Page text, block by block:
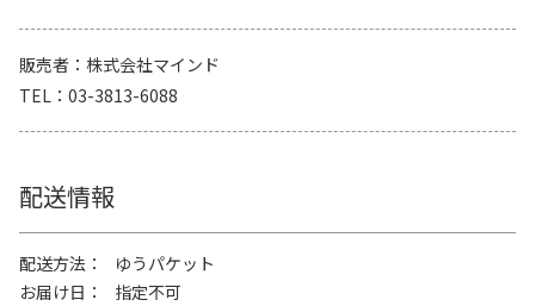
販売者
株式会社マインド
TEL
03-3813-6088
配送情報
配送方法
ゆうパケット
お届け日
指定不可